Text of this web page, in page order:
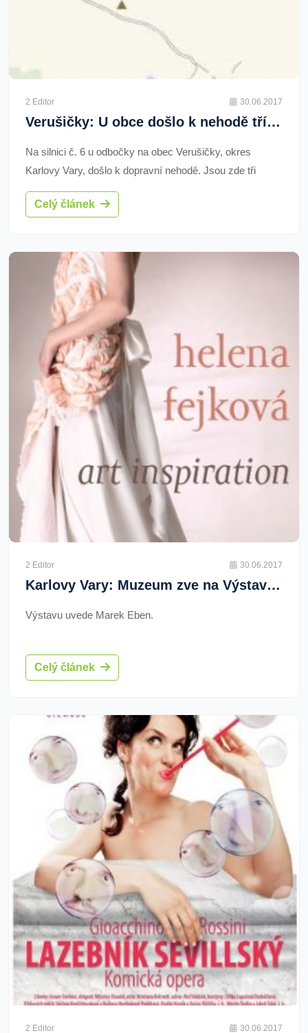
2 Editor 30.06.2017
Verušičky: U obce došlo k nehodě tří vozidel
Na silnici č. 6 u odbočky na obec Verušičky, okres
Karlovy Vary, došlo k dopravní nehodě. Jsou zde tři
havarovaná vozidla. Nehoda je naštěstí bez zranění.
Celý článek
2 Editor 30.06.2017
Karlovy Vary: Muzeum zve na Výstavu s názvem Helena Fejková - Art Inspiration
Výstavu uvede Marek Eben.
Celý článek
2 Editor 30.06.2017